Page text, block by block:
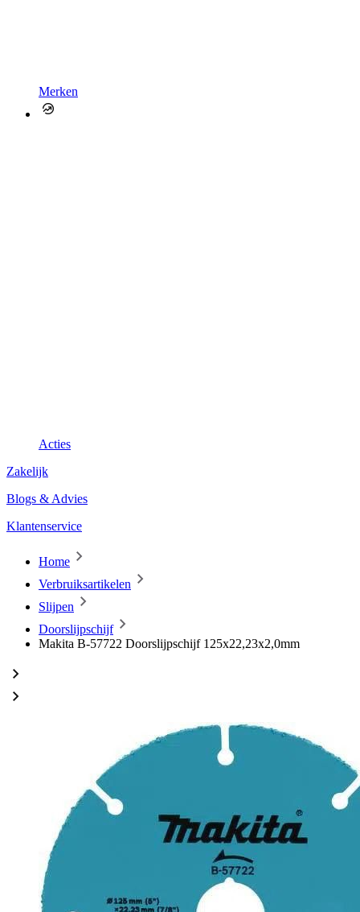
Merken
Acties
Zakelijk
Blogs & Advies
Klantenservice
Home
Verbruiksartikelen
Slijpen
Doorslijpschijf
Makita B-57722 Doorslijpschijf 125x22,23x2,0mm